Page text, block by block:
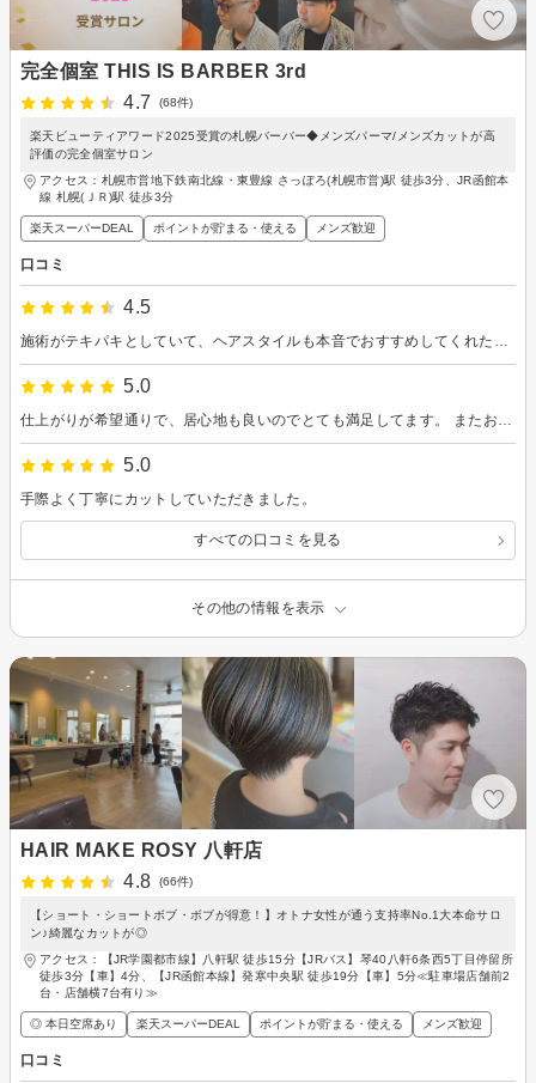
完全個室 THIS IS BARBER 3rd
4.7
(68件)
楽天ビューティアワード2025受賞の札幌バーバー◆メンズパーマ/メンズカットが高
評価の完全個室サロン
アクセス：札幌市営地下鉄南北線・東豊線 さっぽろ(札幌市営)駅 徒歩3分、JR函館本
線 札幌(ＪＲ)駅 徒歩3分
楽天スーパーDEAL ポイントが貯まる・使える メンズ歓迎
口コミ
4.5
施術がテキパキとしていて、ヘアスタイルも本音でおすすめしてくれた（そのはず） シンプルに質が良いと思った。
5.0
仕上がりが希望通りで、居心地も良いのでとても満足してます。 またお願いしたいです。
5.0
手際よく丁寧にカットしていただきました。
すべての口コミを見る
その他の情報を表示
HAIR MAKE ROSY 八軒店
4.8
(66件)
【ショート・ショートボブ・ボブが得意！】オトナ女性が通う支持率No.1大本命サロ
ン♪綺麗なカットが◎
アクセス：【JR学園都市線】八軒駅 徒歩15分【JRバス】琴40八軒6条西5丁目停留所
徒歩3分【車】4分、【JR函館本線】発寒中央駅 徒歩19分【車】5分≪駐車場店舗前2
台・店舗横7台有り≫
◎ 本日空席あり 楽天スーパーDEAL ポイントが貯まる・使える メンズ歓迎
口コミ